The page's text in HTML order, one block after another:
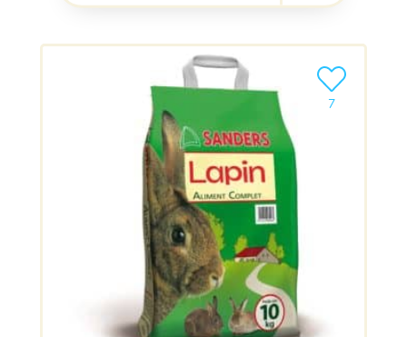
7
Ajouter le